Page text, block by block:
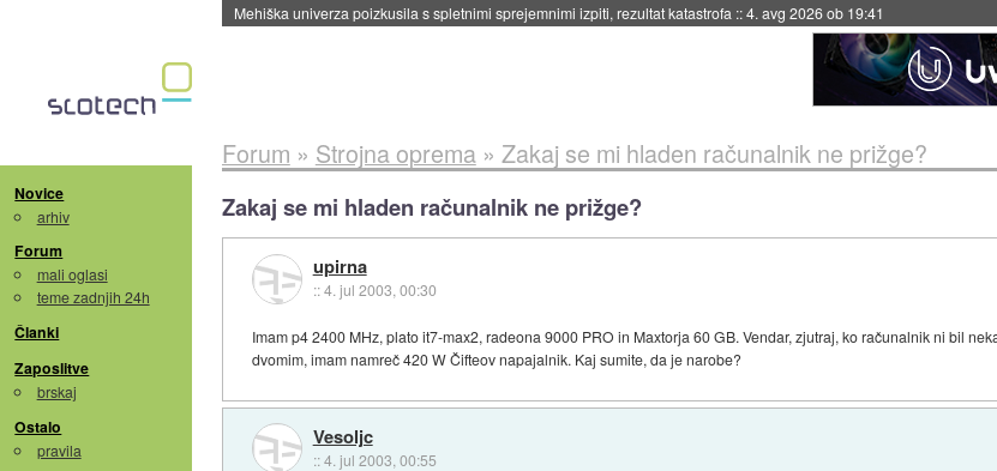
Evropska vesoljska agencija razvija svojo raketo za večkratno uporabo::4. avg 2026 ob 19:41
Novice
arhiv
Forum
mali oglasi
teme zadnjih 24h
Članki
Zaposlitve
brskaj
Ostalo
pravila
Forum » Strojna oprema» Zakaj se mi hladen računalnik ne prižge?
Zakaj se mi hladen računalnik ne prižge?
upirna
::4. jul 2003, 00:30
Imam p4 2400 MHz, plato it7-max2, radeona 9000 PRO in Maxtorja 60 GB. Vendar, zjutraj, ko računalnik ni bil
dvomim, imam namreč 420 W Čifteov napajalnik. Kaj sumite, da je narobe?
Vesoljc
::4. jul 2003, 00:55